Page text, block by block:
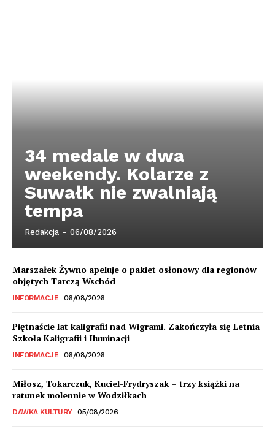
34 medale w dwa
weekendy. Kolarze z
Suwałk nie zwalniają
tempa
Redakcja - 06/08/2026
Marszałek Żywno apeluje o pakiet osłonowy dla regionów
objętych Tarczą Wschód
INFORMACJE 06/08/2026
Piętnaście lat kaligrafii nad Wigrami. Zakończyła się Letnia
Szkoła Kaligrafii i Iluminacji
INFORMACJE 06/08/2026
Miłosz, Tokarczuk, Kuciel-Frydryszak – trzy książki na
ratunek molennie w Wodziłkach
DAWKA KULTURY 05/08/2026